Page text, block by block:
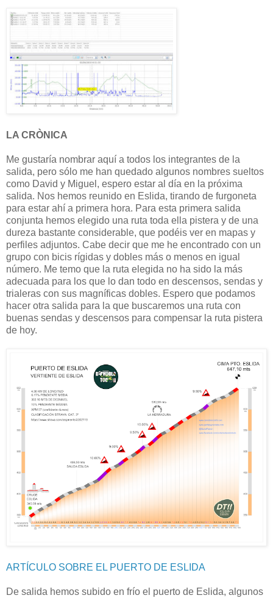
LA CRÒNICA
Me gustaría nombrar aquí a todos los integrantes de la
salida, pero sólo me han quedado algunos nombres sueltos
como David y Miguel, espero estar al día en la próxima
salida. Nos hemos reunido en Eslida, tirando de furgoneta
para estar ahí a primera hora. Para esta primera salida
conjunta hemos elegido una ruta toda ella pistera y de una
dureza bastante considerable, que podéis ver en mapas y
perfiles adjuntos. Cabe decir que me he encontrado con un
grupo con bicis rígidas y dobles más o menos en igual
número. Me temo que la ruta elegida no ha sido la más
adecuada para los que lo dan todo en descensos, sendas y
trialeras con sus magníficas dobles. Espero que podamos
hacer otra salida para la que buscaremos una ruta con
buenas sendas y descensos para compensar la ruta pistera
de hoy.
ARTÍCULO SOBRE EL PUERTO DE ESLIDA
De salida hemos subido en frío el puerto de Eslida, algunos